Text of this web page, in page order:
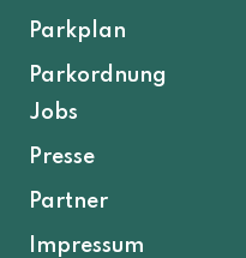
Parkplan
Parkordnung
Jobs
Presse
Partner
Impressum